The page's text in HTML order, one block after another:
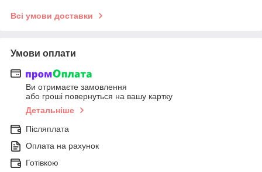
Всі умови доставки
Умови оплати
Ви отримаєте замовлення
або гроші повернуться на вашу картку
Детальніше
Післяплата
Оплата на рахунок
Готівкою